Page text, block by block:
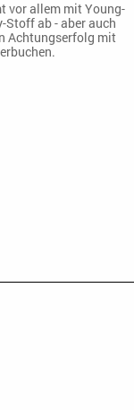
vor allem mit Young-
Stoff ab - aber auch
Achtungserfolg mit